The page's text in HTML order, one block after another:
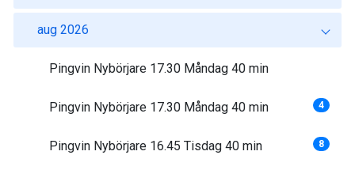
aug 2026
Pingvin Nybörjare 17.30 Måndag 40 min
Pingvin Nybörjare 17.30 Måndag 40 min 4
Pingvin Nybörjare 16.45 Tisdag 40 min 8